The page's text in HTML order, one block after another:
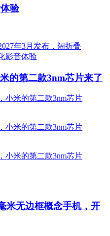
验
的第二款3nm芯片来了
米无边框概念手机，开